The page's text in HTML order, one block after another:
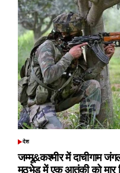
POSTED
देश
जम्मू&कश्मीर में दाचीगाम
मुठभेड़ में एक आतंकी को मार